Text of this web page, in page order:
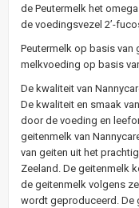
de Peutermelk het
de voedingsvezel 2’-
Peutermelk op basis van
melkvoeding op basis
De kwaliteit van
De kwaliteit en smaak
door de voeding en
geitenmelk van
van geiten uit het
Zeeland. De geitenmelk
de geitenmelk volgens
wordt geproduceerd. De